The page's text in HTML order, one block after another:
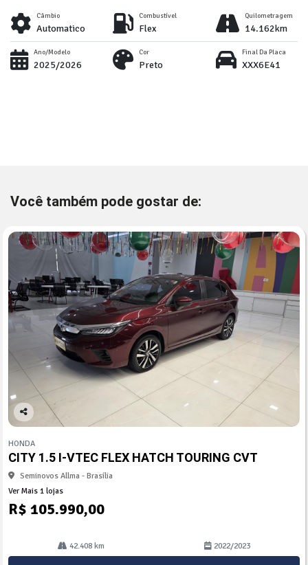
Câmbio
Automatico
Combustível
Flex
Quilometragem
14.162km
Ano/Modelo
2025/2026
Cor
Preto
Final Da Placa
XXX6E41
Você também pode gostar de:
Co
arti
lhe
HONDA
CITY 1.5 I-VTEC FLEX HATCH TOURING CVT
Seminovos Allma - Brasília
Ver Mais 1 lojas
R$ 105.990,00
42.408 km 2022/2023